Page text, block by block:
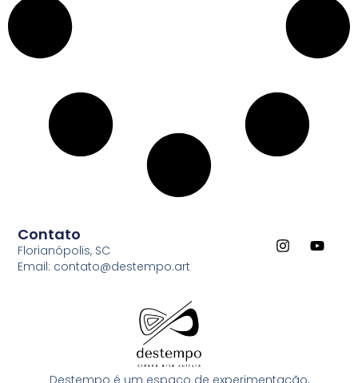
Contato
Florianópolis, SC
Email: contato@destempo.art